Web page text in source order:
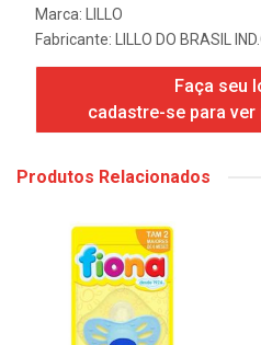
Marca:
LILLO
Fabricante:
LILLO DO BRASIL
Faça seu
cadastre-se para
Produtos Relacionados